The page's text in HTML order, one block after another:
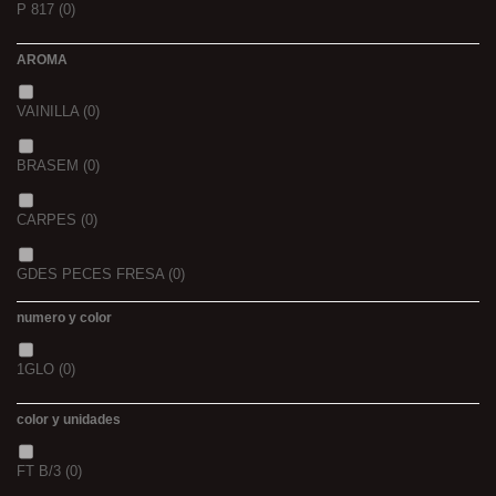
2,3
(0)
P 817 (0)
AROMA
VAINILLA(0)
BRASEM (0)
CARPES (0)
GDES PECES FRESA(0)
GDES. PECES MAIZ
GDES. PECES SCOPEX
numero y color
1GLO (0)
color y unidades
FT B/3 (0)